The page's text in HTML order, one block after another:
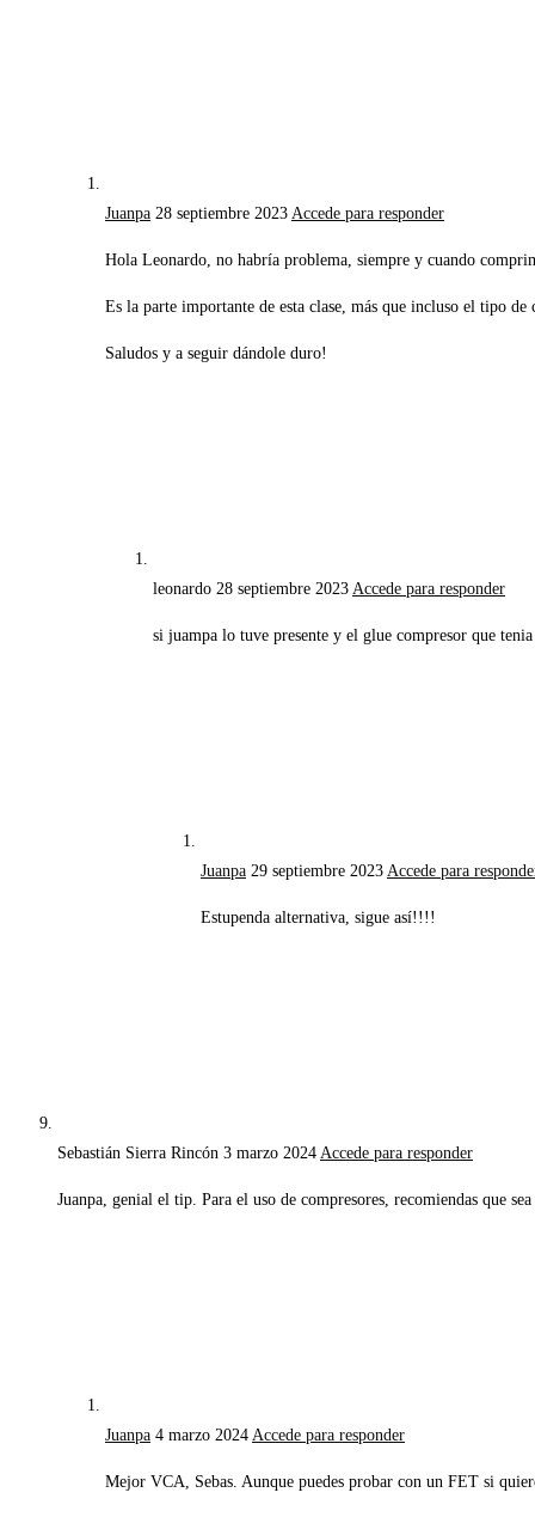
Juanpa 28 septiembre 2023 Accede para responder
Hola Leonardo, no habría problema, siempre y cuando
Es la parte importante de esta clase, más que incluso el tipo de
Saludos y a seguir dándole duro!
leonardo 28 septiembre 2023 Accede para responder
si juampa lo tuve presente y el glue compresor que
Juanpa 29 septiembre 2023 Accede para
Estupenda alternativa, sigue así!!!!
Sebastián Sierra Rincón 3 marzo 2024 Accede para responder
Juanpa, genial el tip. Para el uso de compresores, recomiendas que
Juanpa 4 marzo 2024 Accede para responder
Mejor VCA, Sebas. Aunque puedes probar con un FET si